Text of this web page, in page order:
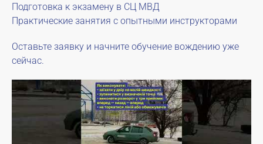
Подготовка к экзамену в СЦ МВД
Практические занятия с опытными инструкторами
Оставьте заявку и начните обучение вождению уже
сейчас.